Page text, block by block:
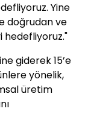
Yine
doğrudan ve
hedefliyoruz."
giderek 15’e
yönelik,
üretim